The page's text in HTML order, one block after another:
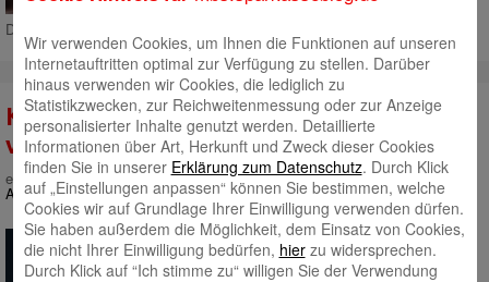
leider auch bei Langfingern.
Deshalb solltest Du Dein Rad optimal schützen.
Kwitt, paydirekt und giropay sind jetzt
vereint
eingestellt von Cornelia Kuhlmeyam 23. August 2021 | Kategorie:
Allgemein
Sicher, schnell und einfach Geld
überweisen: alles kein Problem.
Mit giropay kommt Euer Geld
Wir verwenden Cookies, um Ihnen die Funktionen auf unseren
Internetauftritten optimal zur Verfügung zu stellen. Darüber
hinaus verwenden wir Cookies, die lediglich zu
Statistikzwecken, zur Reichweitenmessung oder zur Anzeige
personalisierter Inhalte genutzt werden. Detaillierte
Informationen über Art, Herkunft und Zweck dieser Cookies
finden Sie in unserer Erklärung zum Datenschutz. Durch Klick
auf „Einstellungen anpassen“ können Sie bestimmen, welche
Cookies wir auf Grundlage Ihrer Einwilligung verwenden dürfen.
Sie haben außerdem die Möglichkeit, dem Einsatz von Cookies,
die nicht Ihrer Einwilligung bedürfen, hierzu widersprechen.
Durch Klick auf “Ich stimme zu“ willigen Sie der Verwendung